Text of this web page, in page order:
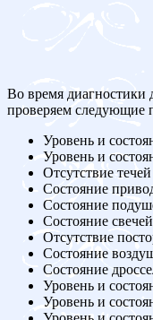
Во время диагностики
проверяем следующие
Уровень и
Уровень и
Отсутствие
Состояние
Состояние
Состояние
Отсутствие
Состояние
Состояние
Уровень и
Уровень и